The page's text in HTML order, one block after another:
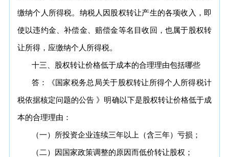
缴纳个人所得税。纳税人因股权转让产生的各项收入，即
使以违约金、补偿金、赔偿金等名目收回，也属于股权转
让所得，应缴纳个人所得税。
十三、股权转让价格低于成本的合理理由包括哪些
答：《国家税务总局关于股权转让所得个人所得税计
税依据核定问题的公告 》明确以下是股权转让价格低于成
本的合理理由：
（一）所投资企业连续三年以上（含三年）亏损；
（二）因国家政策调整的原因而低价转让股权；